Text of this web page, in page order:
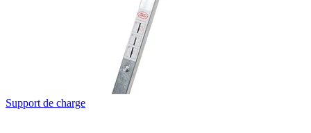
Support de charge